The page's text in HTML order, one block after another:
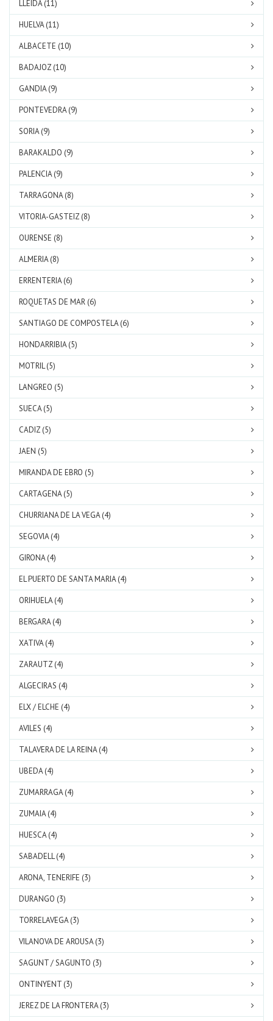
LLEIDA (11)
HUELVA (11)
ALBACETE (10)
BADAJOZ (10)
GANDIA (9)
PONTEVEDRA (9)
SORIA (9)
BARAKALDO (9)
PALENCIA (9)
TARRAGONA (8)
VITORIA-GASTEIZ (8)
OURENSE (8)
ALMERIA (8)
ERRENTERIA (6)
ROQUETAS DE MAR (6)
SANTIAGO DE COMPOSTELA (6)
HONDARRIBIA (5)
MOTRIL (5)
LANGREO (5)
SUECA (5)
CADIZ (5)
JAEN (5)
MIRANDA DE EBRO (5)
CARTAGENA (5)
CHURRIANA DE LA VEGA (4)
SEGOVIA (4)
GIRONA (4)
EL PUERTO DE SANTA MARIA (4)
ORIHUELA (4)
BERGARA (4)
XATIVA (4)
ZARAUTZ (4)
ALGECIRAS (4)
ELX / ELCHE (4)
AVILES (4)
TALAVERA DE LA REINA (4)
UBEDA (4)
ZUMARRAGA (4)
ZUMAIA (4)
HUESCA (4)
SABADELL (4)
ARONA, TENERIFE (3)
DURANGO (3)
TORRELAVEGA (3)
VILANOVA DE AROUSA (3)
SAGUNT / SAGUNTO (3)
ONTINYENT (3)
JEREZ DE LA FRONTERA (3)